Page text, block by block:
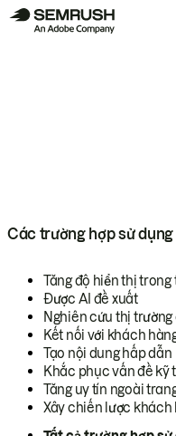
Các trường hợp sử dụng
Tăng độ hiển thị
Được AI đề xuất
Nghiên cứu thị trường
Kết nối với khách
Tạo nội dung hấp dẫn
Khắc phục vấn đề kỹ
Tăng uy tín ngoài
Xây chiến lược khách